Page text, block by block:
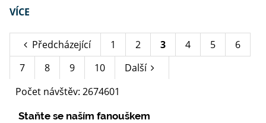
VÍCE
Předcházející 1 2 3 4 5
6
7
8 9 10
Další
Počet návštěv: 2674601
Staňte se naším fanouškem